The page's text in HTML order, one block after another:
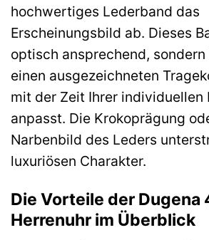
hochwertiges Lederband das
Erscheinungsbild ab. Dieses
optisch ansprechend,
einen ausgezeichneten
mit der Zeit Ihrer individuellen
anpasst. Die Krokoprägung
Narbenbild des Leders
luxuriösen Charakter.
Die Vorteile der Dugena
Herrenuhr im Überblick